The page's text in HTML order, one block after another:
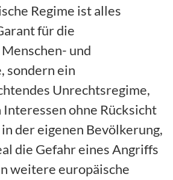
Regime ist alles
für die
und
sondern ein
Unrechtsregime,
Interessen ohne Rücksicht
der eigenen Bevölkerung,
die Gefahr eines Angriffs
weitere europäische